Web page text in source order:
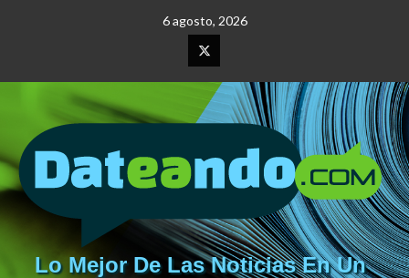
6 agosto, 2026
Elemento
del
menú
Lo Mejor De Las Noticias En Un